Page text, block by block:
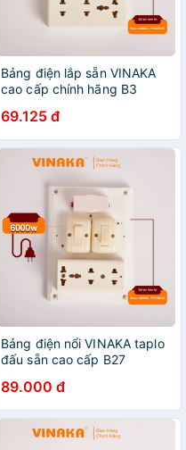
Bảng điện lắp sẵn VINAKA
cao cấp chính hãng B3
69.125 đ
Bảng điện nổi VINAKA taplo
đấu sẵn cao cấp B27
89.000 đ